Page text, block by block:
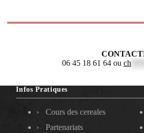
06 45 18 61 64 ou ch
Infos Pratiques
Cours des cereales
Partenariats